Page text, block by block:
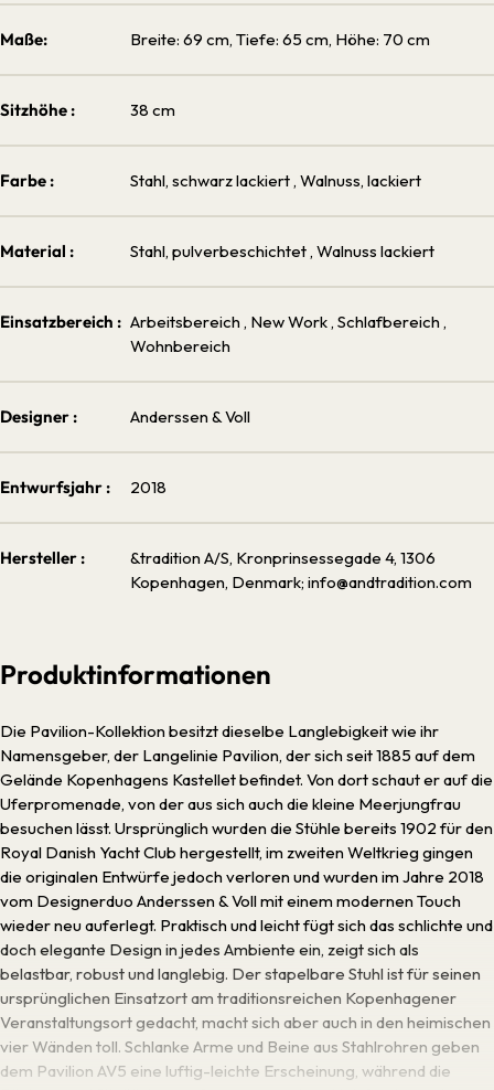
Maße: Breite: 69 cm, Tiefe: 65 cm, Höhe: 70 cm
Sitzhöhe : 38 cm
Farbe : Stahl, schwarz lackiert , Walnuss, lackiert
Material : Stahl, pulverbeschichtet , Walnuss lackiert
Einsatzbereich : Arbeitsbereich , New Work , Schlafbereich ,
Wohnbereich
Designer : Anderssen & Voll
Entwurfsjahr : 2018
Hersteller :
&tradition A/S, Kronprinsessegade 4, 1306
Kopenhagen, Denmark; info@andtradition.com
Produktinformationen
Die Pavilion-Kollektion besitzt dieselbe Langlebigkeit wie ihr
Namensgeber, der Langelinie Pavilion, der sich seit 1885 auf dem
Gelände Kopenhagens Kastellet befindet. Von dort schaut er auf die
Uferpromenade, von der aus sich auch die kleine Meerjungfrau
besuchen lässt. Ursprünglich wurden die Stühle bereits 1902 für den
Royal Danish Yacht Club hergestellt, im zweiten Weltkrieg gingen
die originalen Entwürfe jedoch verloren und wurden im Jahre 2018
vom Designerduo Anderssen & Voll mit einem modernen Touch
wieder neu auferlegt. Praktisch und leicht fügt sich das schlichte und
doch elegante Design in jedes Ambiente ein, zeigt sich als
belastbar, robust und langlebig. Der stapelbare Stuhl ist für seinen
ursprünglichen Einsatzort am traditionsreichen Kopenhagener
Veranstaltungsort gedacht, macht sich aber auch in den heimischen
vier Wänden toll. Schlanke Arme und Beine aus Stahlrohren geben
dem Pavilion AV5 eine luftig-leichte Erscheinung, während die